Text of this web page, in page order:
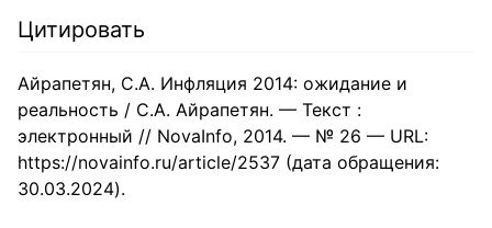
Цитировать
Айрапетян, С.А. Инфляция 2014: ожидание и
реальность / С.А. Айрапетян. — Текст :
электронный // NovaInfo, 2014. — № 26 — URL:
https://novainfo.ru/article/2537 (дата обращения:
30.03.2024).